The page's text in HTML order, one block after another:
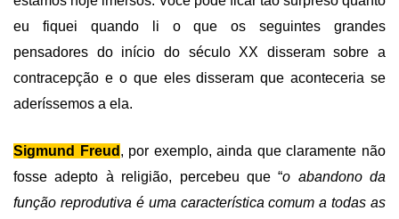
eu fiquei quando li o que os seguintes grandes
pensadores do início do século XX disseram sobre a
contracepção e o que eles disseram que aconteceria se
aderíssemos a ela.
Sigmund Freud , por exemplo, ainda que claramente não
fosse adepto à religião, percebeu que “o abandono da
função reprodutiva é uma característica comum a todas as